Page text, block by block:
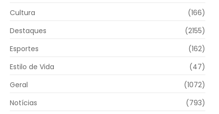
Cultura
(166)
Destaques
(2155)
Esportes
(162)
Estilo de Vida
(47)
Geral
(1072)
Notícias
(793)